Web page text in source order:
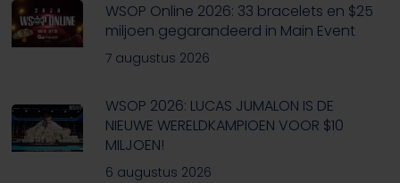
WSOP Online 2026: 33 bracelets en $25
miljoen gegarandeerd in Main Event
7 augustus 2026
WSOP 2026: LUCAS JUMALON IS DE
NIEUWE WERELDKAMPIOEN VOOR $10
MILJOEN!
6 augustus 2026